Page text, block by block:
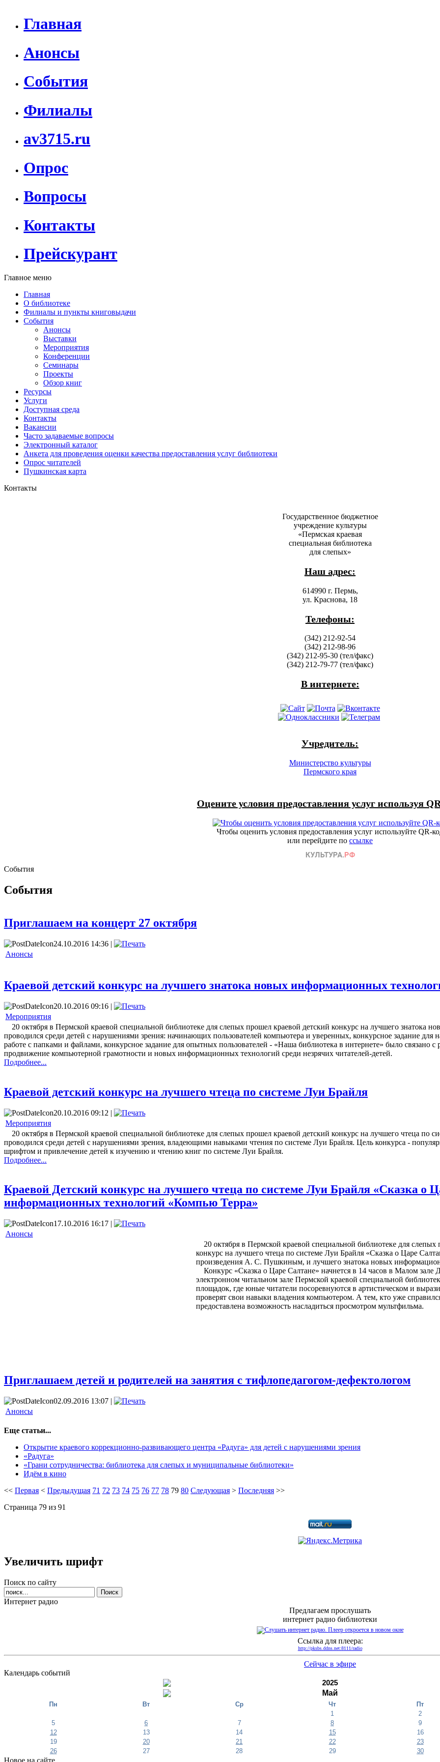
Главная
Анонсы
События
Филиалы
av3715.ru
Опрос
Вопросы
Контакты
Прейскурант
Главное меню
Главная
О библиотеке
Филиалы и пункты книговыдачи
События
Анонсы
Выставки
Мероприятия
Конференции
Семинары
Проекты
Обзор книг
Ресурсы
Услуги
Доступная среда
Контакты
Вакансии
Часто задаваемые вопросы
Электронный каталог
Анкета для проведения оценки качества предоставления услуг библиотеки
Опрос читателей
Пушкинская карта
Контакты
Государственное бюджетное
учреждение культуры
«Пермская краевая
специальная библиотека
для слепых»
Наш адрес:
614990 г. Пермь,
ул. Краснова, 18
Телефоны:
(342) 212-92-54
(342) 212-98-96
(342) 212-95-30 (тел/факс)
(342) 212-79-77 (тел/факс)
В интернете:
Учредитель:
Министерство культуры
Пермского края
Оцените условия предоставления услуг используя
Чтобы оценить условия предоставления услуг используйте QR-
или перейдите по ссылке
События
События
Приглашаем на концерт 27 октября
24.10.2016 14:36 |
Анонсы
Краевой детский конкурс на лучшего знатока новых информационных
20.10.2016 09:16 |
Мероприятия
20 октября в Пермской краевой специальной библиотеке для слепых прошел краевой детский конкурс на лучшего знатока
проводился среди детей с нарушениями зрения: начинающих пользователей компьютера и уверенных, конкурсное задание для
работе с папками и файлами, конкурсное задание для опытных пользователей - «Наша библиотека в интернете» было связано
продвижение компьютерной грамотности и новых информационных технологий среди незрячих читателей-детей.
Подробнее...
Краевой детский конкурс на лучшего чтеца по системе Луи Брайля
20.10.2016 09:12 |
Мероприятия
20 октября в Пермской краевой специальной библиотеке для слепых прошел краевой детский конкурс на лучшего чтеца по
проводился среди детей с нарушениями зрения, владеющими навыками чтения по системе Луи Брайля. Цель конкурса -
шрифтом и привлечение детей к изучению и чтению книг по системе Луи Брайля.
Подробнее...
Краевой Детский конкурс на лучшего чтеца по системе Луи Брайля «Сказка о
информационных технологий «Компью Терра»
17.10.2016 16:17 |
Анонсы
20 октября в Пермской краевой специальной библиотеке для
конкурс на лучшего чтеца по системе Луи Брайля «Сказка о Царе
произведения А. С. Пушкиным, и лучшего знатока новых
Конкурс «Сказка о Царе Салтане» начнется в 14 часов в Малом
электронном читальном зале Пермской краевой специальной
площадок, где юные читатели посоревнуются в артистическом и
проверят свои навыки владения компьютером. А тем, кто уже
предоставлена возможность насладиться просмотром мультфильма.
Приглашаем детей и родителей на занятия с тифлопедагогом-дефектологом
02.09.2016 13:07 |
Анонсы
Еще статьи...
Открытие краевого коррекционно-развивающего центра «Радуга» для детей с нарушениями зрения
«Радуга»
«Грани сотрудничества: библиотека для слепых и муниципальные библиотеки»
Идём в кино
<< Первая < Предыдущая 71 72 73 74 75 76 77 78 79 80 Следующая > Последняя >>
Страница 79 из 91
Увеличить шрифт
Поиск по сайту
Интернет радио
Предлагаем прослушать
интернет радио библиотеки
Ссылка для плеера:
http://pksbs.ddns.net:8111/radio
Сейчас в эфире
Календарь событий
2025
Май
Пн Вт Ср Чт Пт
1
2
5
6 7 8 9
12
13 14 15 16
19
20 21 22 23
26
27 28 29 30
Новое на сайте